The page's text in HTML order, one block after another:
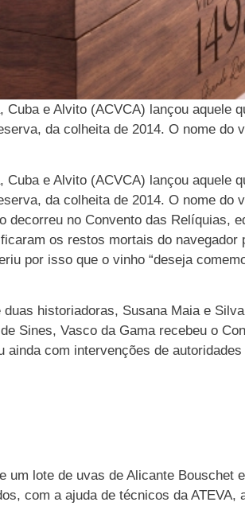
e Alvito (ACVCA) lançou aquele
da colheita de 2014. O nome do
e Alvito (ACVCA) lançou aquele
da colheita de 2014. O nome do
decorreu no Convento das Relíquias,
os restos mortais do navegador
por isso que o vinho “deseja
historiadoras, Susana Maia e
Sines, Vasco da Gama recebeu o
com intervenções de
lote de uvas de Alicante Bouschet
com a ajuda de técnicos da